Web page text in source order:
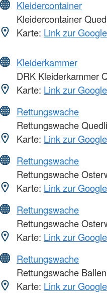
Kleidercontainer
Kleidercontainer
Karte: Link zur
Kleiderkammer
DRK Kleiderkammer
Karte: Link zur
Rettungswache
Rettungswache
Karte: Link zur
Rettungswache
Rettungswache
Karte: Link zur
Rettungswache
Rettungswache
Karte: Link zur
Rettungswache
Rettungswache
Karte: Link zur